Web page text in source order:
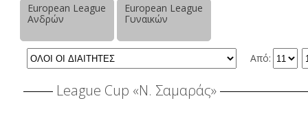
European League
Ανδρών
European League
Γυναικών
Από:
League Cup «Ν. Σαμαράς»